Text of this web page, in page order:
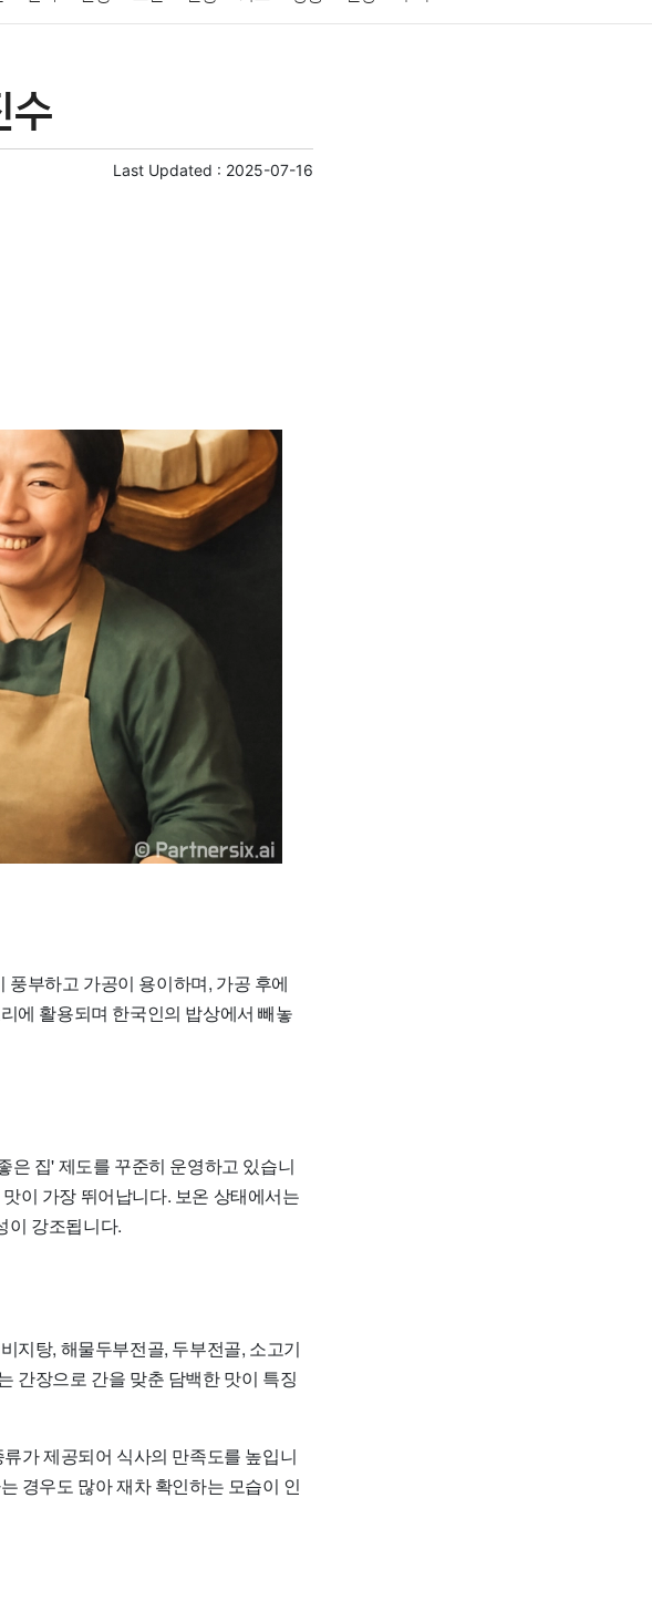
부동산
수
Last Updated : 2025-07-16
부하고 가공이 용이하며, 가공 후에
에 활용되며 한국인의 밥상에서 빼놓
은 집' 제도를 꾸준히 운영하고 있습니
이 가장 뛰어납니다. 보온 상태에서는
이 강조됩니다.
지탕, 해물두부전골, 두부전골, 소고기
간장으로 간을 맞춘 담백한 맛이 특징
가 제공되어 식사의 만족도를 높입니
경우도 많아 재차 확인하는 모습이 인